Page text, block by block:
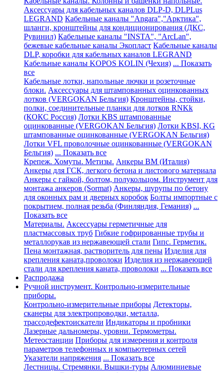
Аксессуары для кабельных каналов DLP-D, DLPLus
LEGRAND Кабельные каналы "Angara","Арктика",
шланги, кронштейны для кондиционирования (ДКС,
Рувинил) Кабельные каналы "INSTA", "ArcLan",
бежевые кабельные каналы Экопласт Кабельные каналы
DLP, коробки для кабельных каналов LEGRAND
Кабельные каналы KOPOS KOLIN (Чехия) ... Показать
все
Кабельные лотки, напольные лючки и розеточные
блоки. Аксессуары для штампованных оцинкованных
лотков (VERGOKAN Бельгия) Кронштейны, стойки,
полки, соединительные планки для лотков RNKk
(КОКС Россия) Лотки KBS штампованные
оцинкованные (VERGOKAN Бельгия) Лотки KBSI, KG
штампованные оцинкованные (VERGOKAN Бельгия)
Лотки VFL проволочные оцинкованные (VERGOKAN
Бельгия) ... Показать все
Крепеж. Хомуты. Метизы. Анкеры ВМ (Италия)
Анкеры для ГСК, легкого бетона и листового материала
Анкеры с гайкой, болтом, полукольцом. Инструмент для
монтажа анкеров (Sormat) Анкеры, шурупы по бетону
для оконных рам и дверных коробок Болты импортные с
покрытием, полная резьба (Финляндия, Гемания) ...
Показать все
Материалы. Аксессуары герметичные для
пластмассовых труб Гибкие гофрированные трубы и
металлорукав из нержавеющей стали Гипс. Герметик.
Пена монтажная, растворитель для пены Изделия для
крепления каната,проволоки Изделия из нержавеющей
стали для крепления каната, проволоки ... Показать все
Распродажа
Ручной инструмент. Контрольно-измерительные
приборы.
Контрольно-измерительные приборы Детекторы,
сканеры для электропроводки, металла,
трассодефектоискатели Индикаторы и пробники
Лазерные дальномеры, уровни. Термометры.
Метеостанции Приборы для измерения и контроля
параметров телефонных и компьютерных сетей
Указатели напряжения ... Показать все
Лестницы. Стремянки. Вышки-туры Алюминиевые